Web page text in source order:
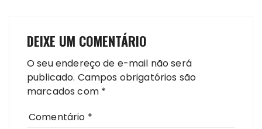
DEIXE UM COMENTÁRIO
O seu endereço de e-mail não será
publicado. Campos obrigatórios são
marcados com *
Comentário *